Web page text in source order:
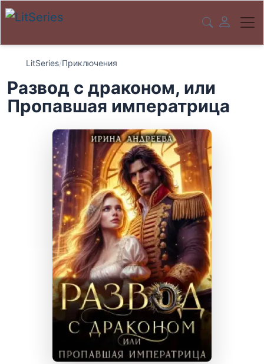
LitSeries/Приключения
Развод с драконом, или
Пропавшая императрица